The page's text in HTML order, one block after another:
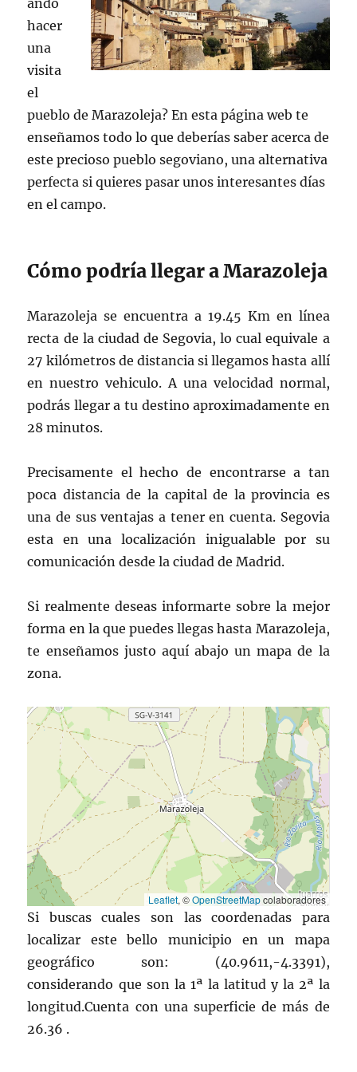
ando
hacer
una
visita
el
pueblo de Marazoleja? En esta página web te
enseñamos todo lo que deberías saber acerca de
este precioso pueblo segoviano, una alternativa
perfecta si quieres pasar unos interesantes días
en el campo.
Cómo podría llegar a Marazoleja
Marazoleja se encuentra a 19.45 Km en línea
recta de la ciudad de Segovia, lo cual equivale a
27 kilómetros de distancia si llegamos hasta allí
en nuestro vehiculo. A una velocidad normal,
podrás llegar a tu destino aproximadamente en
28 minutos.
Precisamente el hecho de encontrarse a tan
poca distancia de la capital de la provincia es
una de sus ventajas a tener en cuenta. Segovia
esta en una localización inigualable por su
comunicación desde la ciudad de Madrid.
Si realmente deseas informarte sobre la mejor
forma en la que puedes llegas hasta Marazoleja,
te enseñamos justo aquí abajo un mapa de la
zona.
Leaflet, ©OpenStreetMapcolaboradores
Si buscas cuales son las coordenadas para
localizar este bello municipio en un mapa
geográfico son: (40.9611,-4.3391),
considerando que son la 1ª la latitud y la 2ª la
longitud.Cuenta con una superficie de más de
26.36 .